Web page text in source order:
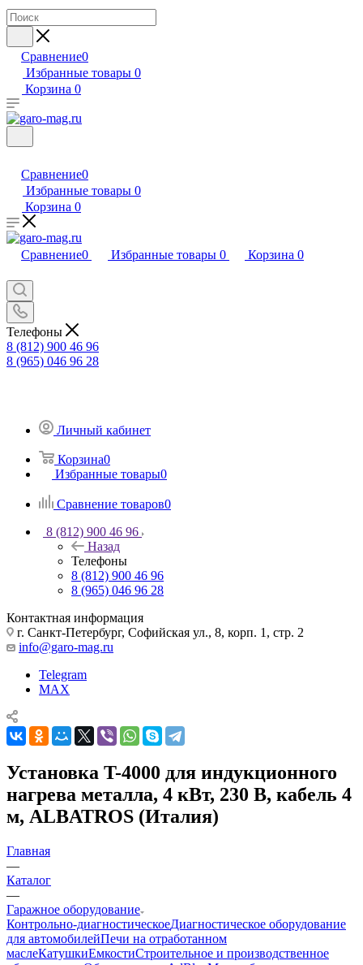
Сравнение0
Избранные товары 0
Корзина 0
Сравнение0
Избранные товары 0
Корзина 0
Сравнение0 Избранные товары 0 Корзина 0
Телефоны
8 (812) 900 46 96
8 (965) 046 96 28
Личный кабинет
Корзина0
Избранные товары0
Сравнение товаров0
8 (812) 900 46 96
Назад
Телефоны
8 (812) 900 46 96
8 (965) 046 96 28
Контактная информация
г. Санкт-Петербург, Софийская ул., 8, корп. 1, стр. 2
info@garo-mag.ru
Telegram
MAX
Установка T-4000 для индукционного
нагрева металла, 4 кВт, 230 В, кабель 4
м, ALBATROS (Италия)
Главная
—
Каталог
—
Гаражное оборудование
Контрольно-диагностическоеДиагностическое оборудование
для автомобилейПечи на отработанном
маслеКатушкиЕмкостиСтроительное и производственное